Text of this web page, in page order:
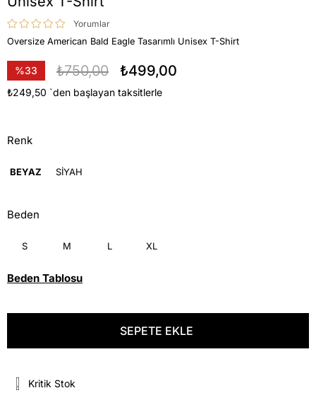
Yorumlar
Oversize American Bald Eagle Tasarımlı Unisex T-Shirt
%33
İndirim
₺750,00 ₺499,00
₺249,50 `den başlayan taksitlerle
Renk
BEYAZ SİYAH
Beden
S M L XL
Beden Tablosu
Kritik Stok